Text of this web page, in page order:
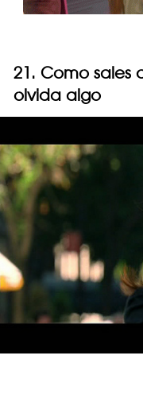
21. Como sales
olvida algo